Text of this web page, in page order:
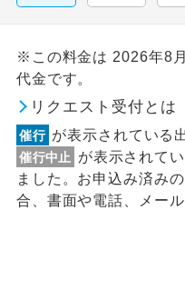
※この料金は 2026年8
代金です。
リクエスト受付とは
催行 が表示されている
催行中止
が表示されて
ました。お申込み済み
合、書面や電話、メー